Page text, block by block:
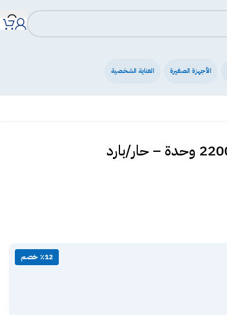
الأجهزة الصغيرة العناية الشخصية
مكيف ميديا سبليت إليت 22000 وحدة – حار/بارد
٪12 خصم